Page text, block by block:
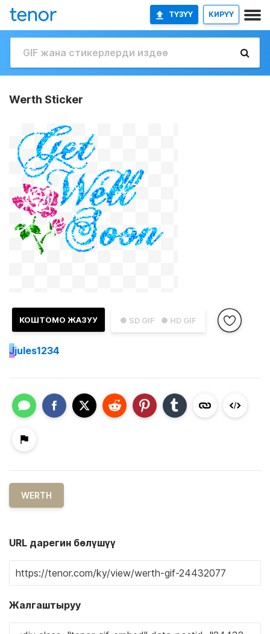
ТҮЗҮҮ КИРҮҮ
Werth Sticker
● SD GIF ● HD GIF
КОШТОМО ЖАЗУУ
Jjules1234
WERTH
URL дарегин бөлүшүү
Жалгаштыруу